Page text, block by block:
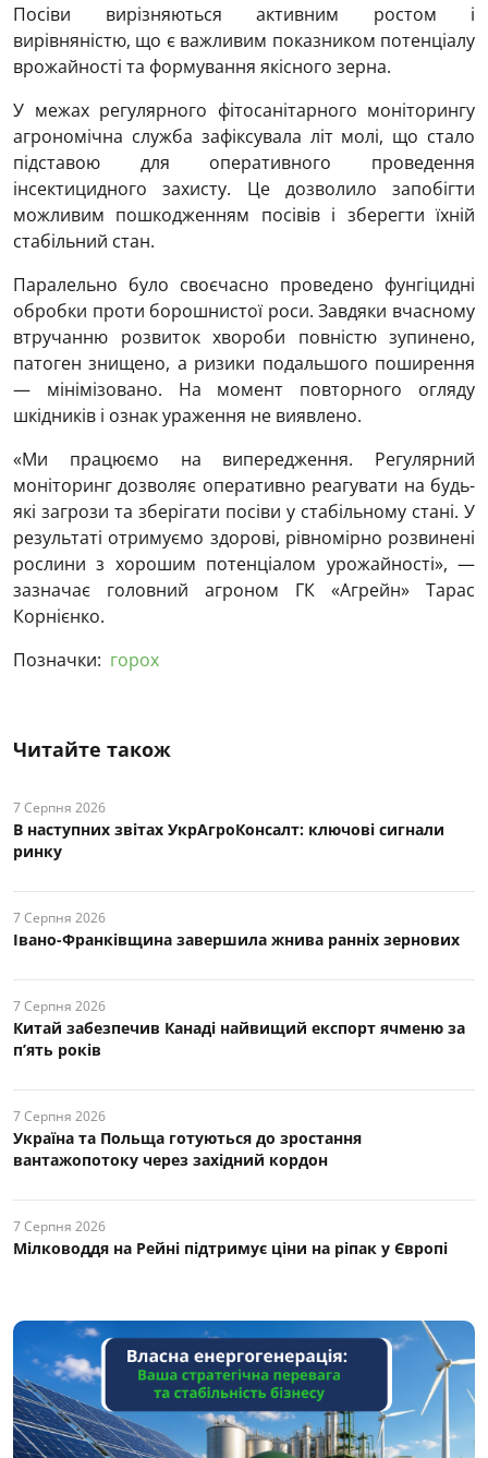
Посіви вирізняються активним ростом і
вирівняністю, що є важливим показником потенціалу
врожайності та формування якісного зерна.
У межах регулярного фітосанітарного моніторингу
агрономічна служба зафіксувала літ молі, що стало
підставою для оперативного проведення
інсектицидного захисту. Це дозволило запобігти
можливим пошкодженням посівів і зберегти їхній
стабільний стан.
Паралельно було своєчасно проведено фунгіцидні
обробки проти борошнистої роси. Завдяки вчасному
втручанню розвиток хвороби повністю зупинено,
патоген знищено, а ризики подальшого поширення
— мінімізовано. На момент повторного огляду
шкідників і ознак ураження не виявлено.
«Ми працюємо на випередження. Регулярний
моніторинг дозволяє оперативно реагувати на будь-
які загрози та зберігати посіви у стабільному стані. У
результаті отримуємо здорові, рівномірно розвинені
рослини з хорошим потенціалом урожайності», —
зазначає головний агроном ГК «Агрейн» Тарас
Корнієнко.
Позначки: горох
Читайте також
7 Серпня 2026
В наступних звітах УкрАгроКонсалт: ключові cигнали
ринку
7 Серпня 2026
Івано-Франківщина завершила жнива ранніх зернових
7 Серпня 2026
Китай забезпечив Канаді найвищий експорт ячменю за
п’ять років
7 Серпня 2026
Україна та Польща готуються до зростання
вантажопотоку через західний кордон
7 Серпня 2026
Мілководдя на Рейні підтримує ціни на ріпак у Європі